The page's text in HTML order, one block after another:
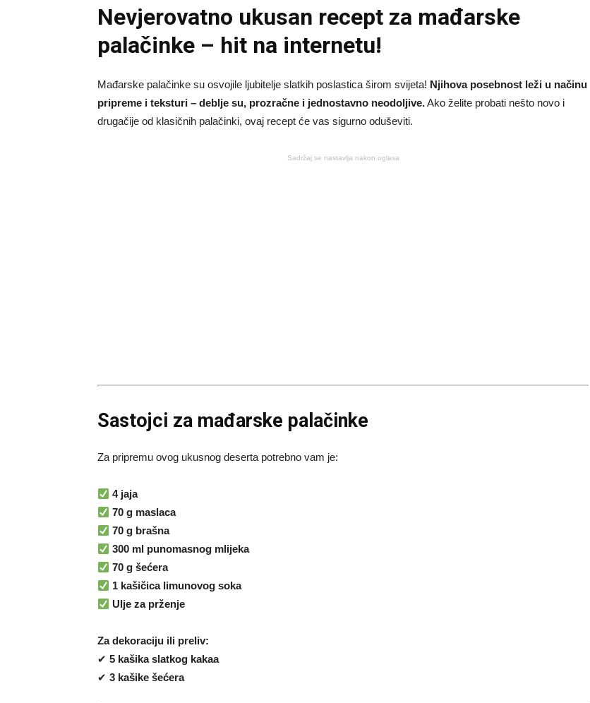
Nevjerovatno ukusan recept za mađarske
palačinke – hit na internetu!
Mađarske palačinke su osvojile ljubitelje slatkih poslastica širom svijeta! Njihova posebnost leži u načinu
pripreme i teksturi – deblje su, prozračne i jednostavno neodoljive.Ako želite probati nešto novo i
drugačije od klasičnih palačinki, ovaj recept će vas sigurno oduševiti.
Sadržaj se nastavlja nakon oglasa
Sastojci za mađarske palačinke
Za pripremu ovog ukusnog deserta potrebno vam je:
4 jaja
70 g maslaca
70 g brašna
300 ml punomasnog mlijeka
70 g šećera
1 kašičica limunovog soka
Ulje za prženje
Za dekoraciju ili preliv:
✔ 5 kašika slatkog kakaa
✔ 3 kašike šećera